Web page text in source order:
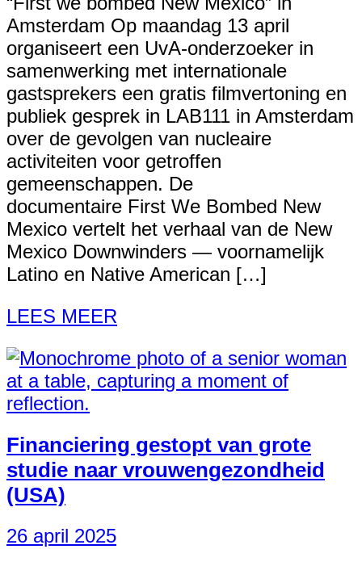
Amsterdam Op maandag 13 april
organiseert een UvA‑onderzoeker in
samenwerking met internationale
gastsprekers een gratis filmvertoning en
publiek gesprek in LAB111 in Amsterdam
over de gevolgen van nucleaire
activiteiten voor getroffen
gemeenschappen. De
documentaire First We Bombed New
Mexico vertelt het verhaal van de New
Mexico Downwinders — voornamelijk
Latino en Native American […]
LEES MEER
Financiering gestopt van grote
studie naar vrouwengezondheid
(USA)
26 april 2025